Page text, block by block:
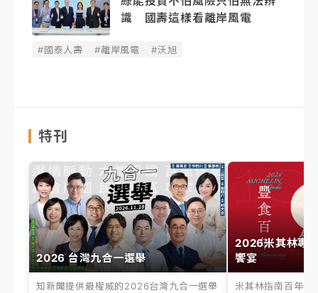
識 國壽這樣看離岸風電
#國泰人壽 #離岸風電 #沃旭
特刊
2026 台灣九合一選舉
知新聞提供最權威的2026台灣九合一選舉
2026米其林專
饗宴
米其林指南百年之